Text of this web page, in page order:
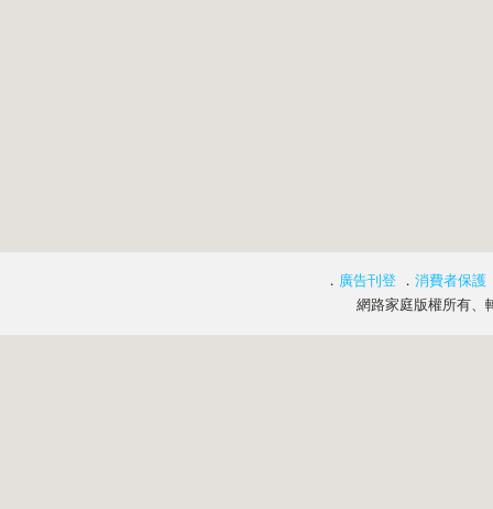
． 廣告刊登 ． 消費者保護
網路家庭版權所有、